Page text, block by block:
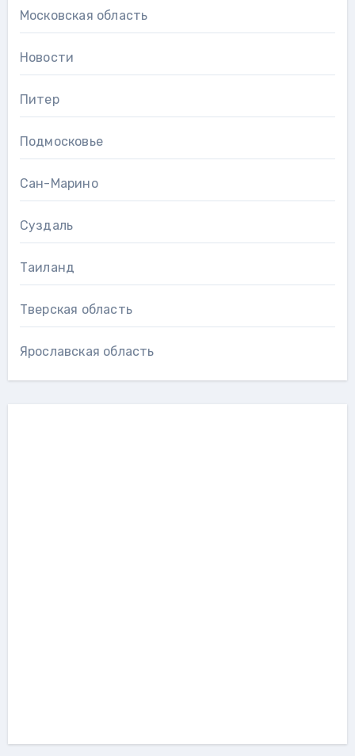
Московская область
Новости
Питер
Подмосковье
Сан-Марино
Суздаль
Таиланд
Тверская область
Ярославская область